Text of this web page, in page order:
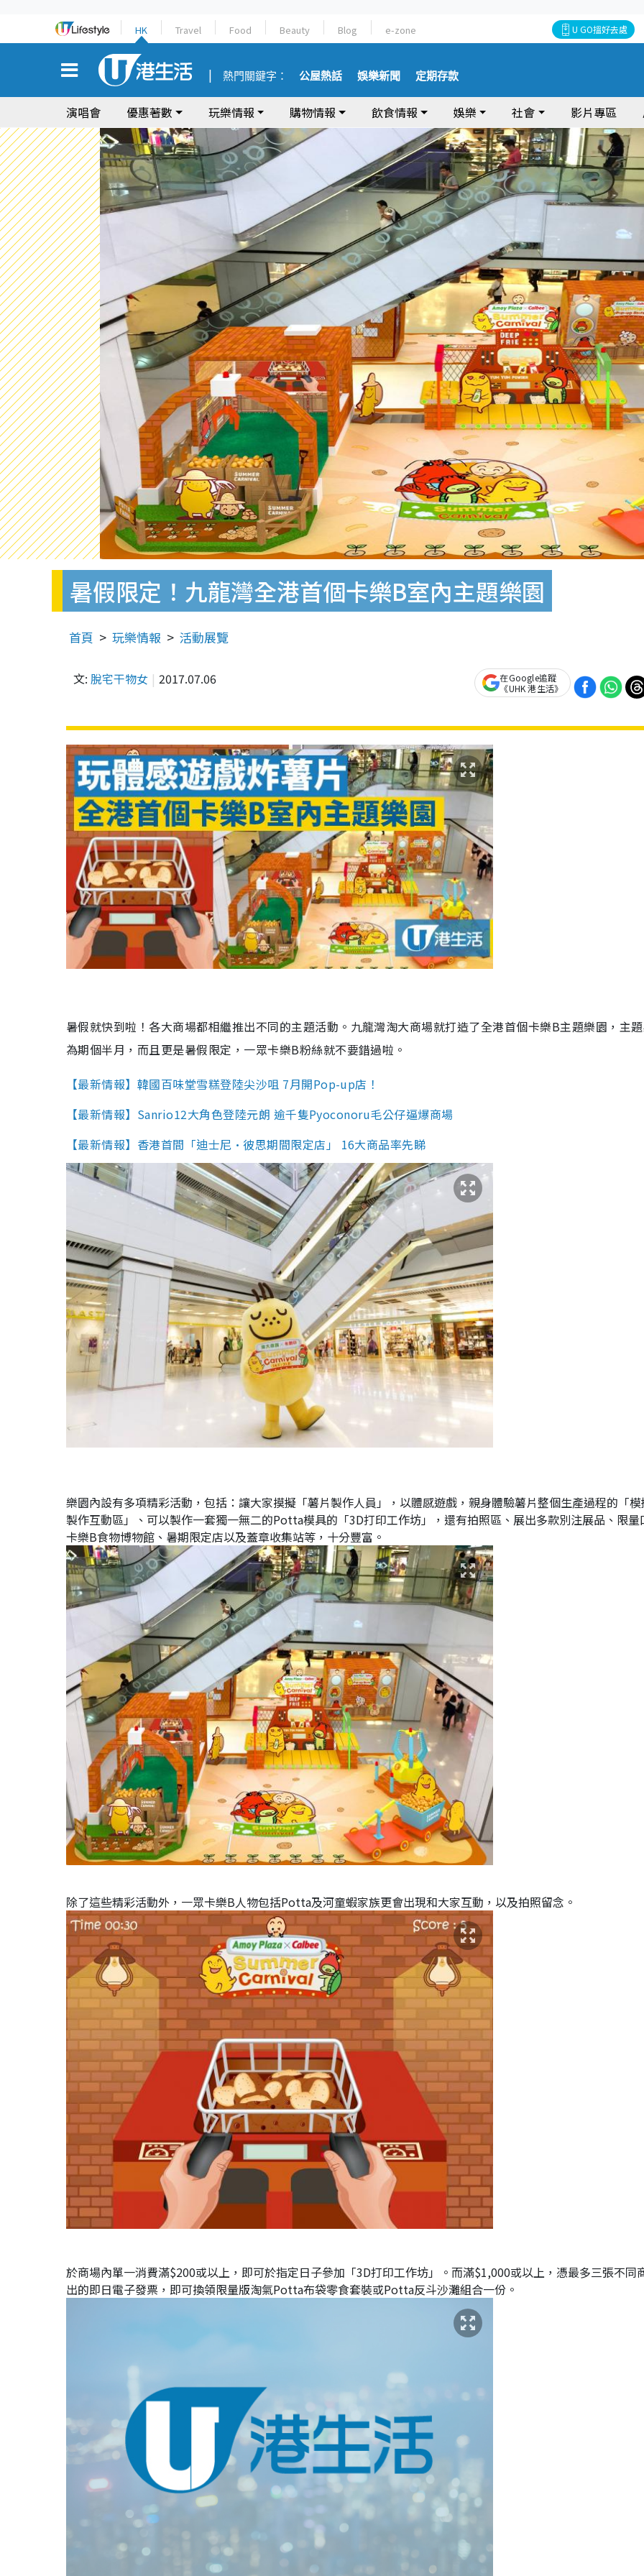
HK Travel Food Beauty Blog e-zone U GO搵好去處
熱門關鍵字： 公屋熱話 娛樂新聞 定期存款
演唱會 優惠著數 玩樂情報 購物情報 飲食情報 娛樂 社會 影片專區
暑假限定！九龍灣全港首個卡樂B室內主題樂園
首頁 玩樂情報 活動展覽
文: 脫宅干物女 2017.07.06
在Google追蹤
《UHK 港生活》
暑假就快到啦！各大商場都相繼推出不同的主題活動。九龍灣淘大商場就打造了全港首個卡樂B主題樂園，主
為期個半月，而且更是暑假限定，一眾卡樂B粉絲就不要錯過啦。
【最新情報】韓國百味堂雪糕登陸尖沙咀 7月開Pop-up店！
【最新情報】Sanrio12大角色登陸元朗 逾千隻Pyoconoru毛公仔逼爆商場
【最新情報】香港首間「迪士尼•彼思期間限定店」 16大商品率先睇
樂園內設有多項精彩活動，包括：讓大家摸擬「薯片製作人員」，以體感遊戲，親身體驗薯片整個生產過程的「
製作互動區」、可以製作一套獨一無二的Potta模具的「3D打印工作坊」，還有拍照區、展出多款別注展品、限量
卡樂B食物博物館、暑期限定店以及蓋章收集站等，十分豐富。
除了這些精彩活動外，一眾卡樂B人物包括Potta及河童蝦家族更會出現和大家互動，以及拍照留念。
於商場內單一消費滿$200或以上，即可於指定日子參加「3D打印工作坊」。而滿$1,000或以上，憑最多三張不同
出的即日電子發票，即可換領限量版淘氣Potta布袋零食套裝或Potta反斗沙灘組合一份。